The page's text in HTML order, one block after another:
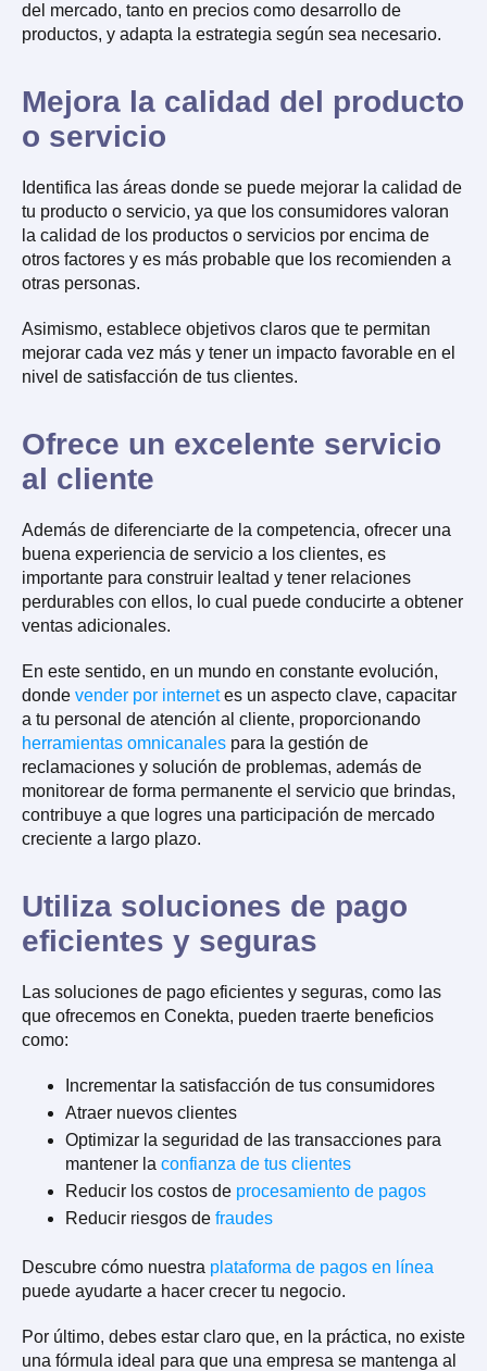
del mercado, tanto en precios como desarrollo de
productos, y adapta la estrategia según sea necesario.
Mejora la calidad del producto
o servicio
Identifica las áreas donde se puede mejorar la calidad de
tu producto o servicio, ya que los consumidores valoran
la calidad de los productos o servicios por encima de
otros factores y es más probable que los recomienden a
otras personas.
Asimismo, establece objetivos claros que te permitan
mejorar cada vez más y tener un impacto favorable en el
nivel de satisfacción de tus clientes.
Ofrece un excelente servicio
al cliente
Además de diferenciarte de la competencia, ofrecer una
buena experiencia de servicio a los clientes, es
importante para construir lealtad y tener relaciones
perdurables con ellos, lo cual puede conducirte a obtener
ventas adicionales.
En este sentido, en un mundo en constante evolución,
donde vender por internetes un aspecto clave, capacitar
a tu personal de atención al cliente, proporcionando
herramientas omnicanales para la gestión de
reclamaciones y solución de problemas, además de
monitorear de forma permanente el servicio que brindas,
contribuye a que logres una participación de mercado
creciente a largo plazo.
Utiliza soluciones de pago
eficientes y seguras
Las soluciones de pago eficientes y seguras, como las
que ofrecemos en Conekta, pueden traerte beneficios
como:
Incrementar la satisfacción de tus consumidores
Atraer nuevos clientes
Optimizar la seguridad de las transacciones para
mantener la confianza de tus clientes
Reducir los costos de procesamiento de pagos
Reducir riesgos de fraudes
Descubre cómo nuestra plataforma de pagos en línea
puede ayudarte a hacer crecer tu negocio.
Por último, debes estar claro que, en la práctica, no existe
una fórmula ideal para que una empresa se mantenga al